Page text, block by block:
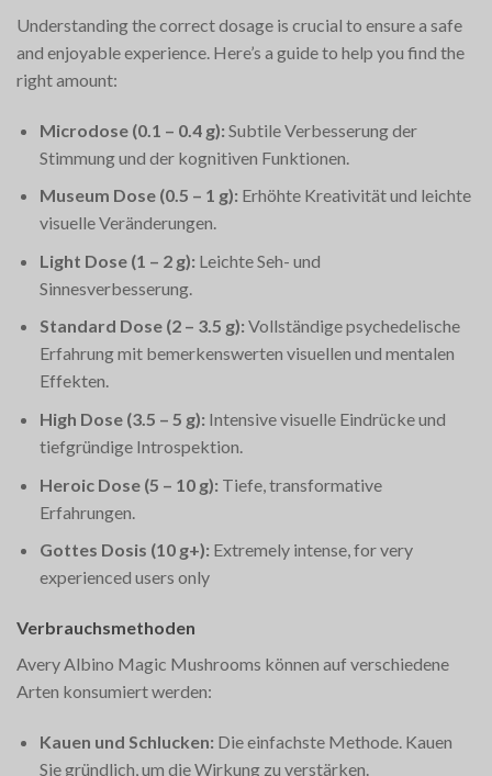
Understanding the correct dosage is crucial to ensure a safe
and enjoyable experience. Here’s a guide to help you find the
right amount:
Microdose (0.1 – 0.4 g): Subtile Verbesserung der
Stimmung und der kognitiven Funktionen.
Museum Dose (0.5 – 1 g): Erhöhte Kreativität und leichte
visuelle Veränderungen.
Light Dose (1 – 2 g): Leichte Seh- und
Sinnesverbesserung.
Standard Dose (2 – 3.5 g): Vollständige psychedelische
Erfahrung mit bemerkenswerten visuellen und mentalen
Effekten.
High Dose (3.5 – 5 g): Intensive visuelle Eindrücke und
tiefgründige Introspektion.
Heroic Dose (5 – 10 g): Tiefe, transformative
Erfahrungen.
Gottes Dosis (10 g+): Extremely intense, for very
experienced users only​
Verbrauchsmethoden
Avery Albino Magic Mushrooms können auf verschiedene
Arten konsumiert werden:
Kauen und Schlucken: Die einfachste Methode. Kauen
Sie gründlich, um die Wirkung zu verstärken.